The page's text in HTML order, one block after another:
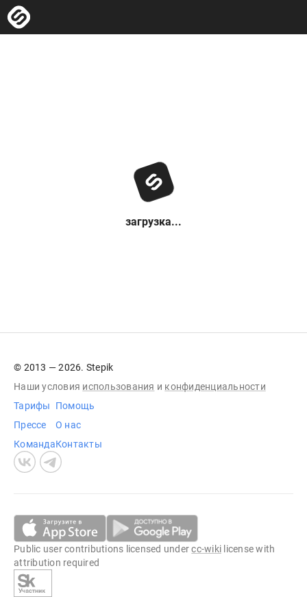
загрузка...
© 2013 — 2026. Stepik
Наши условия использования и конфиденциальности
Тарифы
Прессе
Команда
Помощь
О нас
Контакты
Public user contributions licensed undercc-wiki license with
attribution required